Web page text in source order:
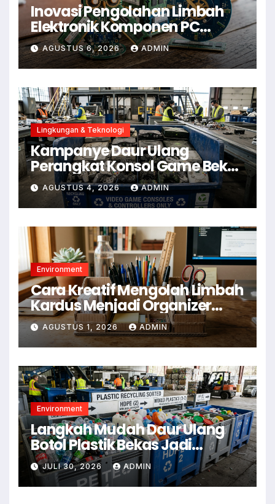
Inovasi Pengolahan Limbah
Elektronik Komponen PC
Menjadi Aksesoris Estetik
AGUSTUS 6, 2026 ADMIN
Lingkungan & Teknologi
Kampanye Daur Ulang
Perangkat Konsol Game Bekas
untuk Kurangi E-Waste
AGUSTUS 4, 2026 ADMIN
Environment
Cara Kreatif Mengolah Limbah
Kardus Menjadi Organizer
Meja
AGUSTUS 1, 2026 ADMIN
Environment
Langkah Mudah Daur Ulang
Botol Plastik Bekas Jadi
Kerajinan Rumah
JULI 30, 2026 ADMIN